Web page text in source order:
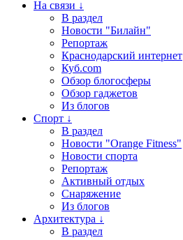
На связи ↓
В раздел
Новости "Билайн"
Репортаж
Краснодарский интернет
Куб.com
Обзор блогосферы
Обзор гаджетов
Из блогов
Спорт ↓
В раздел
Новости "Orange Fitness"
Новости спорта
Репортаж
Активный отдых
Снаряжение
Из блогов
Архитектура ↓
В раздел